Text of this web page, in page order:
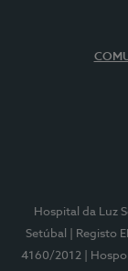
Hospital da Luz
Setúbal
| Registo
4160/2012
|